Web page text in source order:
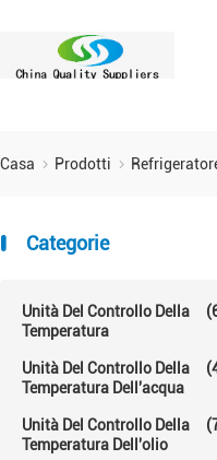
Casa Prodotti
Categorie
Unità Del Controllo Della
Temperatura
Unità Del Controllo Della
Temperatura Dell'acqua
Unità Del Controllo Della
Temperatura Dell'olio